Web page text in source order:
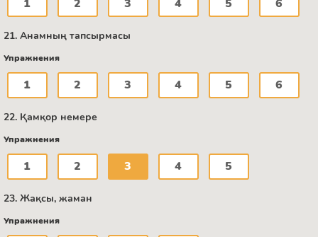
1 2 3 4 5 6
21. Анамның тапсырмасы
Упражнения
1 2 3 4 5 6
22. Қамқор немере
Упражнения
1 2 3 4 5
23. Жақсы, жаман
Упражнения